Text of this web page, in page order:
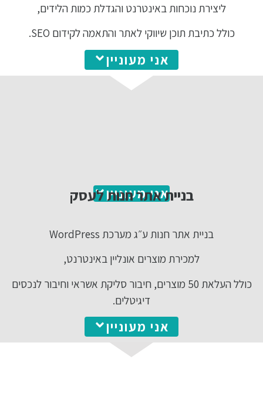
ליצירת נוכחות באינטרנט והגדלת כמות הלידים,
כולל כתיבת תוכן שיווקי לאתר והתאמה לקידום SEO.
אני מעוניין
אני מעוניין
בניית אתר חנות לעסק
בניית אתר חנות ע״ג מערכת WordPress
למכירת מוצרים אונליין באינטרנט,
כולל העלאת 50 מוצרים, חיבור סליקת אשראי וחיבור לנכסים
דיגיטלים.
אני מעוניין